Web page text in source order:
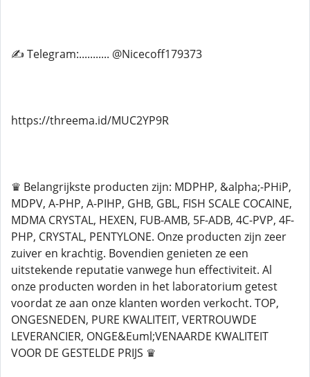
✍ Telegram:........... @Nicecoff179373
https://threema.id/MUC2YP9R
♛ Belangrijkste producten zijn: MDPHP, &alpha;-PHiP,
MDPV, A-PHP, A-PIHP, GHB, GBL, FISH SCALE COCAINE,
MDMA CRYSTAL, HEXEN, FUB-AMB, 5F-ADB, 4C-PVP, 4F-
PHP, CRYSTAL, PENTYLONE. Onze producten zijn zeer
zuiver en krachtig. Bovendien genieten ze een
uitstekende reputatie vanwege hun effectiviteit. Al
onze producten worden in het laboratorium getest
voordat ze aan onze klanten worden verkocht. TOP,
ONGESNEDEN, PURE KWALITEIT, VERTROUWDE
LEVERANCIER, ONGE&Euml;VENAARDE KWALITEIT
VOOR DE GESTELDE PRIJS ♛